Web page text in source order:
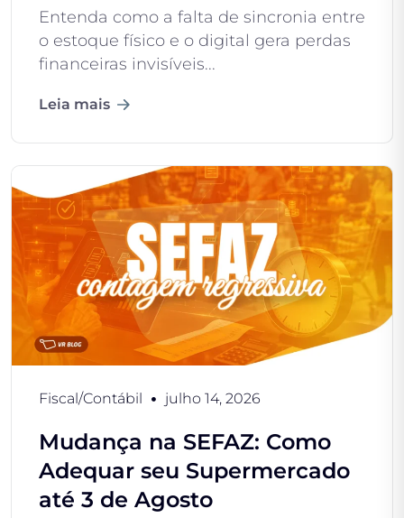
Entenda como a falta de sincronia entre
o estoque físico e o digital gera perdas
financeiras invisíveis...
Leia mais
Fiscal/Contábil julho 14, 2026
Mudança na SEFAZ: Como
Adequar seu Supermercado
até 3 de Agosto